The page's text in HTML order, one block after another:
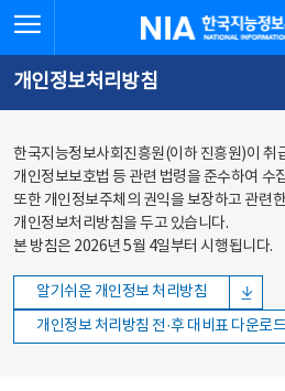
바로가기
바로가기
한국지능정보사회진흥
개인정보처리방침
한국지능정보사회진흥원(이하 진흥원)이 취
개인정보보호법 등 관련 법령을 준수하여 수
또한 개인정보주체의 권익을 보장하고 관련
개인정보처리방침을 두고 있습니다.
본 방침은 2026년 5월 4일부터 시행됩니다.
알기쉬운 개인정보 처리방침
개인정보 처리방침 전·후 대비표 다운로